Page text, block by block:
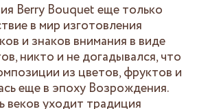
Berry Bouquet еще только
в мир изготовления
и знаков внимания в виде
никто и не догадывался, что
из цветов, фруктов и
еще в эпоху Возрождения.
веков уходит традиция